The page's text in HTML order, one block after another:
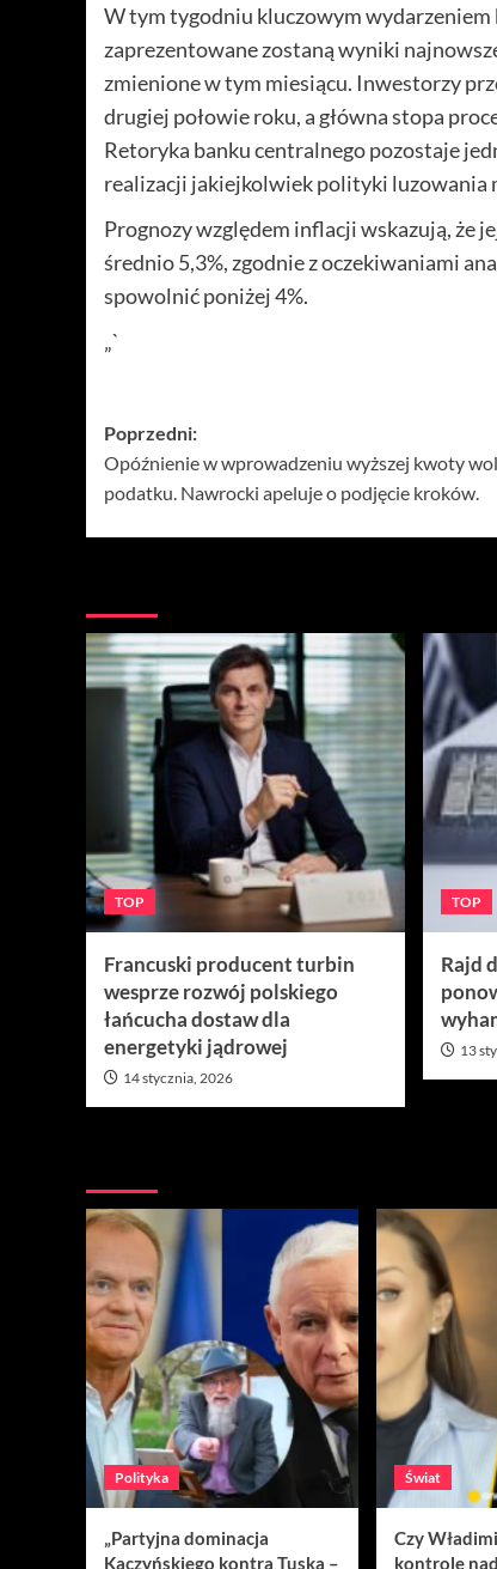
W tym tygodniu kluczowym
zaprezentowane zostaną wyniki
zmienione w tym miesiącu. Inwestorzy
drugiej połowie roku, a główna stopa
Retoryka banku centralnego pozostaje
realizacji jakiejkolwiek polityki luzowania
Prognozy względem inflacji wskazują, że
średnio 5,3%, zgodnie z oczekiwaniami
spowolnić poniżej 4%.
„`
Zobacz
wpisy
Poprzedni:
Opóźnienie w wprowadzeniu wyższej kwoty
podatku. Nawrocki apeluje o podjęcie kroków.
TOP
Francuski producent turbin
wesprze rozwój polskiego
łańcucha dostaw dla
energetyki jądrowej
14 stycznia, 2026
TOP
Rajd
13
Polityka
„Partyjna dominacja
Kaczyńskiego kontra Tuska –
Świat
Czy
kontrolę